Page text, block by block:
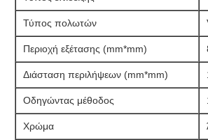
Τύπος πολωτών
Περιοχή εξέτασης (mm*mm)
Διάσταση περιλήψεων (mm*mm)
Οδηγώντας μέθοδος
Χρώμα